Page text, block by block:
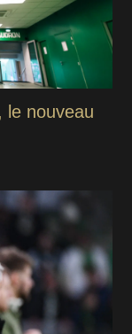
le nouveau